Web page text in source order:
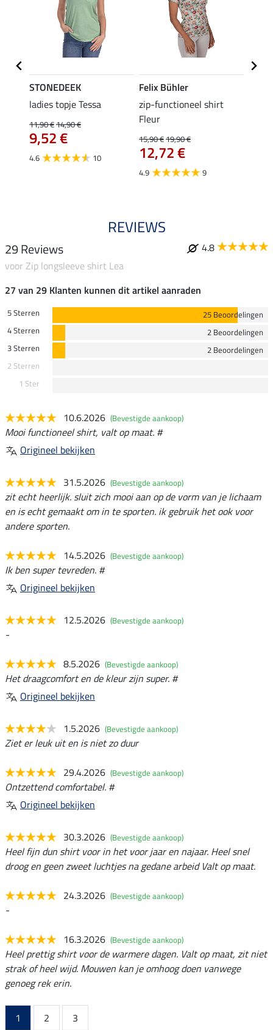
STONEDEEK
ladies topje Tessa
11,90 €14,90 €
9,52 €
4.6 10
Felix Bühler
zip-functioneel shirt
Fleur
15,90 €19,90 €
12,72 €
4.9 9
REVIEWS
29 Reviews
4.8
voor Zip longsleeve shirt Lea
27 van 29 Klanten kunnen dit artikel aanraden
5 Sterren
25 Beoordelingen
4 Sterren
2 Beoordelingen
3 Sterren
2 Beoordelingen
2 Sterren
1 Ster
10.6.2026 (Bevestigde aankoop)
Mooi functioneel shirt, valt op maat. #
Origineel bekijken
31.5.2026 (Bevestigde aankoop)
zit echt heerlijk. sluit zich mooi aan op de vorm van je lichaam
en is echt gemaakt om in te sporten. ik gebruik het ook voor
andere sporten.
14.5.2026 (Bevestigde aankoop)
Ik ben super tevreden. #
Origineel bekijken
12.5.2026 (Bevestigde aankoop)
-
8.5.2026 (Bevestigde aankoop)
Het draagcomfort en de kleur zijn super. #
Origineel bekijken
1.5.2026 (Bevestigde aankoop)
Ziet er leuk uit en is niet zo duur
29.4.2026 (Bevestigde aankoop)
Ontzettend comfortabel. #
Origineel bekijken
30.3.2026 (Bevestigde aankoop)
Heel fijn dun shirt voor in het voor jaar en najaar. Heel snel
droog en geen zweet luchtjes na gedane arbeid Valt op maat.
24.3.2026 (Bevestigde aankoop)
-
16.3.2026 (Bevestigde aankoop)
Heel prettig shirt voor de warmere dagen. Valt op maat, zit niet
strak of heel wijd. Mouwen kan je omhoog doen vanwege
genoeg rek erin.
1 2
3